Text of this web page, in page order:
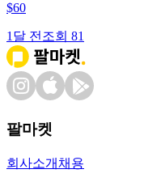
$60
1달 전 조회 81
팔마켓
회사소개 채용